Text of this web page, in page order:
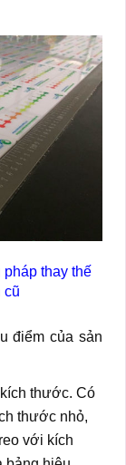
thay thế
cũ
điểm của sản
thước. Có
thước nhỏ,
với kích